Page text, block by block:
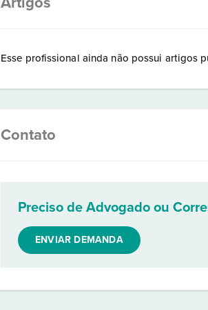
Esse profissional ainda não possui artigos
Contato
Preciso de Advogado ou
ENVIAR DEMANDA